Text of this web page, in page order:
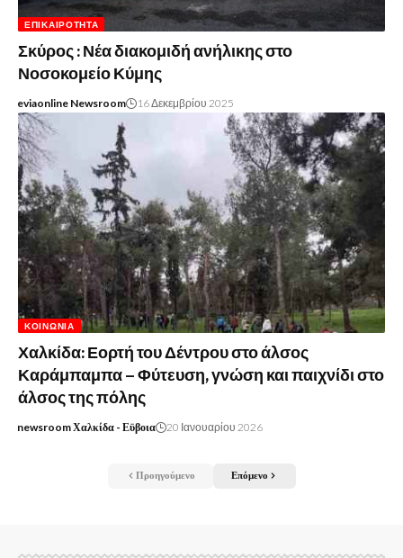
ΕΠΙΚΑΙΡΌΤΗΤΑ
Σκύρος : Νέα διακομιδή ανήλικης στο
Νοσοκομείο Κύμης
eviaonline Newsroom 16 Δεκεμβρίου 2025
ΚΟΙΝΩΝΊΑ
Χαλκίδα: Εορτή του Δέντρου στο άλσος
Καράμπαμπα – Φύτευση, γνώση και παιχνίδι στο
άλσος της πόλης
newsroom Χαλκίδα - Εϋβοια 20 Ιανουαρίου 2026
Προηγούμενο Επόμενο